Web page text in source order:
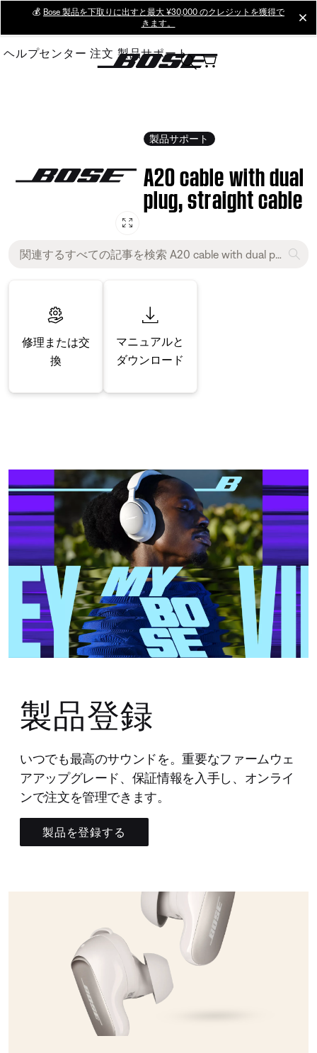
Main
💰 Bose 製品を下取りに出すと最大 ¥30,000 のクレジットを獲得で
きます。
ヘルプセンター 注文 製品サポート
製品サポート
A20 cable with dual
plug, straight cable
修理または交
換
マニュアルと
ダウンロード
製品登録
いつでも最高のサウンドを。重要なファームウェ
アアップグレード、保証情報を入手し、オンライ
ンで注文を管理できます。
製品を登録する